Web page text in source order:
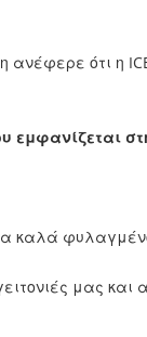
ότι η
εμφανίζεται
καλά
μας